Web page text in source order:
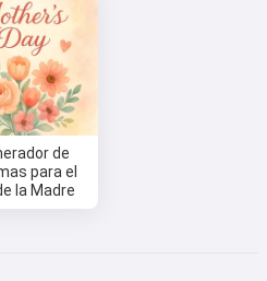
de
para el
la Madre
de Servicio
Privacidad
Reembolso